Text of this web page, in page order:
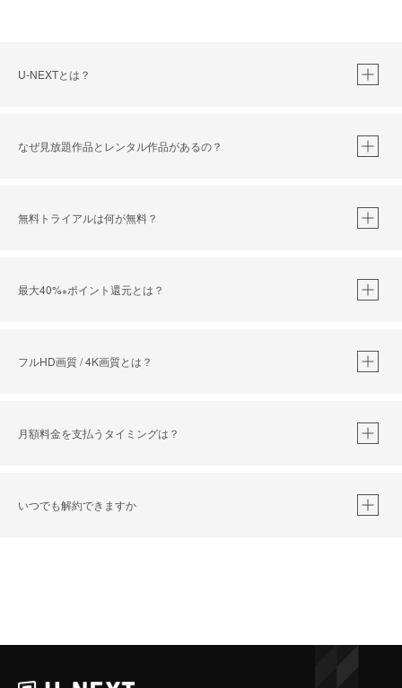
U-NEXTとは？
なぜ見放題作品とレンタル作品があるの？
無料トライアルは何が無料？
最大40%※ポイント還元とは？
※40％ポイント還元の対象は、クレジットカード決済による作品の購入 / レンタルです。
iOSアプリのUコイン決済による作品の購入 / レンタルは、20％のポイント還元です。
フルHD画質 / 4K画質とは？
月額料金を支払うタイミングは？
いつでも解約できますか